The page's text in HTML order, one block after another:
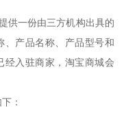
供一份由三方机构出具的
、产品名称、产品型号和
经入驻商家，淘宝商城会
：